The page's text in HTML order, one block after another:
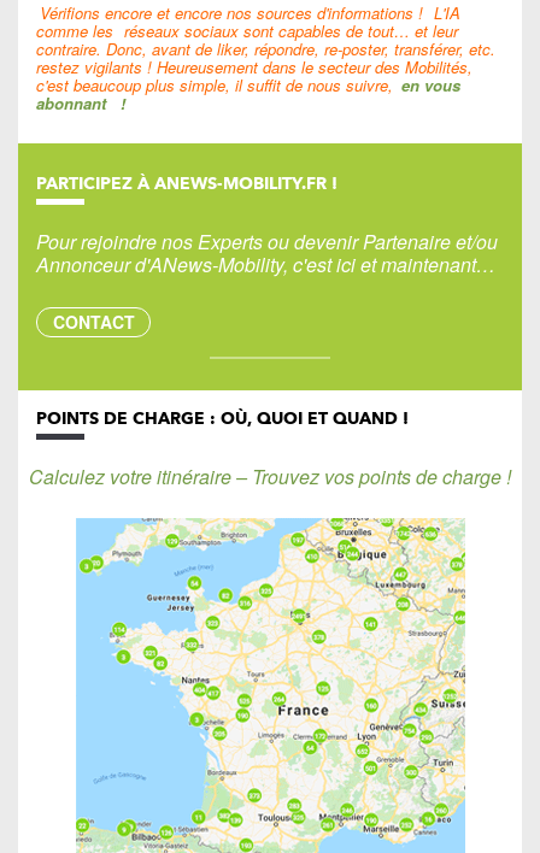
Vérifions encore et encore nos sources d'informations ! L'IA
comme les réseaux sociaux sont capables de tout… et leur
contraire. Donc, avant de liker, répondre, re-poster, transférer, etc.
restez vigilants ! Heureusement dans le secteur des Mobilités,
c'est beaucoup plus simple, il suffit de nous suivre, en vous
abonnant !
PARTICIPEZ À ANEWS-MOBILITY.FR !
Pour rejoindre nos Experts ou devenir Partenaire et/ou
Annonceur d'ANews-Mobility, c'est ici et maintenant…
CONTACT
POINTS DE CHARGE : OÙ, QUOI ET QUAND !
Calculez votre itinéraire – Trouvez vos points de charge !